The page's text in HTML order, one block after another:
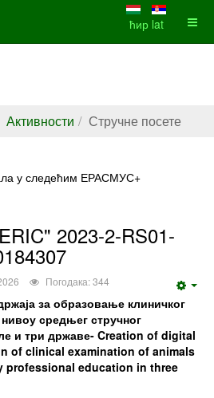
ћир lat
Активности Стручне посете
у следећим ЕРАСМУС+
2023-2-RS01-
Погодака: 344
за образовање клиничког
средњег стручног
и три државе- Creation of digital
of clinical examination of animals
professional education in three